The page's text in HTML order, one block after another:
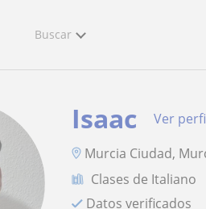
Buscar
Isaac
Ver
Murcia Ciudad,
Clases de Italiano
Datos verificados